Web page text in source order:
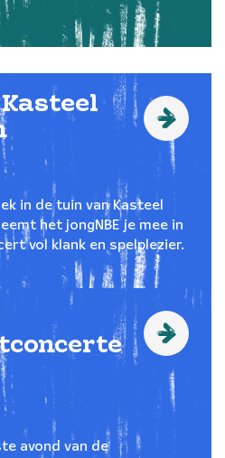
in de tuin van Kasteel
het jongNBE je mee in
vol klank en spelplezier.
avond van de